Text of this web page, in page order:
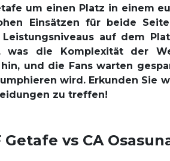
um einen Platz in einem
Einsätzen für beide
auf dem
was die Komplexität der
und die Fans warten
wird. Erkunden Sie
zu treffen!
Getafe vs CA